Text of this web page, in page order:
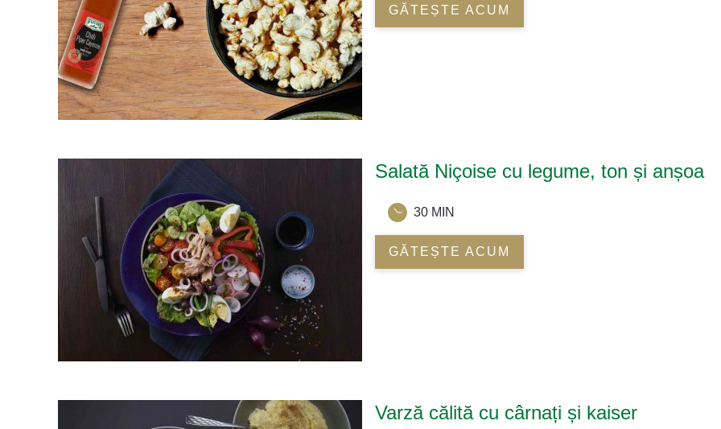
GĂTEȘTE ACUM
Salată Niçoise cu legume, ton și anșoa
30 MIN
GĂTEȘTE ACUM
Varză călită cu cârnați și kaiser